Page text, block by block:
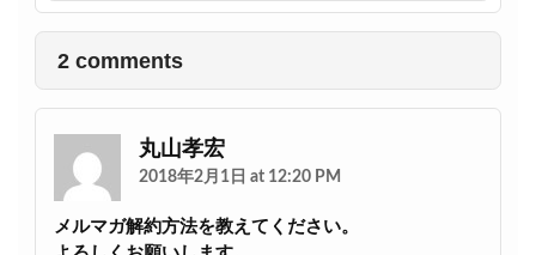
2 comments
丸山孝宏
2018年2月1日 at 12:20 PM
メルマガ解約方法を教えてください。